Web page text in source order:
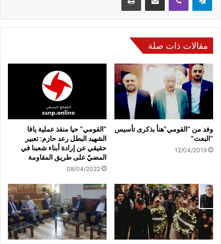
مقالات ذات صلة
وفد من “القومي”هنأ بذكرى تأسيس
“البعث”
12/04/2019
“القومي” حيا منفذ عملية يافا
الشهيد البطل رعد حازم: تعبير
حقيقي عن إرادة أبناء شعبنا في
المضيّ على طريق المقاومة
08/04/2022